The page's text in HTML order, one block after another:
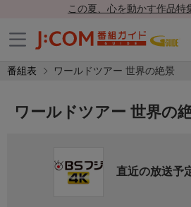
この夏、心を動かす作品特
番組表 ワールドツアー 世界の絶景
ワールドツアー 世界の
直近の放送予